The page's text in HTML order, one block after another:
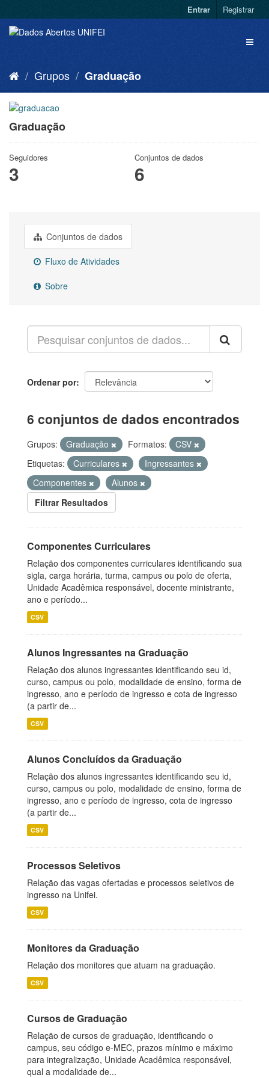
Entrar Registrar
Grupos Graduação
Graduação
Seguidores
3
Conjuntos de dados
6
Conjuntos de dados
Fluxo de Atividades
Sobre
Ordenar por
6 conjuntos de dados encontrados
Grupos: Graduação Formatos:
CSV
Etiquetas:
Curriculares
Ingressantes
Componentes
Alunos
Filtrar Resultados
Componentes Curriculares
Relação dos componentes curriculares identificando sua
sigla, carga horária, turma, campus ou polo de oferta,
Unidade Acadêmica responsável, docente ministrante,
ano e período...
CSV
Alunos Ingressantes na Graduação
Relação dos alunos ingressantes identificando seu id,
curso, campus ou polo, modalidade de ensino, forma de
ingresso, ano e período de ingresso e cota de ingresso
(a partir de...
CSV
Alunos Concluídos da Graduação
Relação dos alunos ingressantes identificando seu id,
curso, campus ou polo, modalidade de ensino, forma de
ingresso, ano e período de ingresso, cota de ingresso
(a partir de...
CSV
Processos Seletivos
Relação das vagas ofertadas e processos seletivos de
ingresso na Unifei.
CSV
Monitores da Graduação
Relação dos monitores que atuam na graduação.
CSV
Cursos de Graduação
Relação de cursos de graduação, identificando o
campus, seu código e-MEC, prazos mínimo e máximo
para integralização, Unidade Acadêmica responsável,
qual a modalidade de...